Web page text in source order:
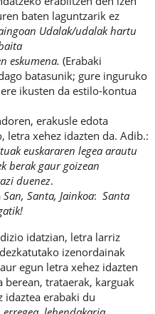
baten laguntzarik ez
Udalak/udalak hartu
eskumena. (Erabaki
batasunik; gure inguruko
ikusten da estilo-kontua
erakusle edota
letra xehez idazten da. Adib.:
euskararen legea arautu
berak gaur goizean
duenez.
San, Santa, Jainkoa: Santa
idatzian, letra larriz
izenordainak
egun letra xehez idazten
berean, trataerak, karguak
idaztea erabaki du